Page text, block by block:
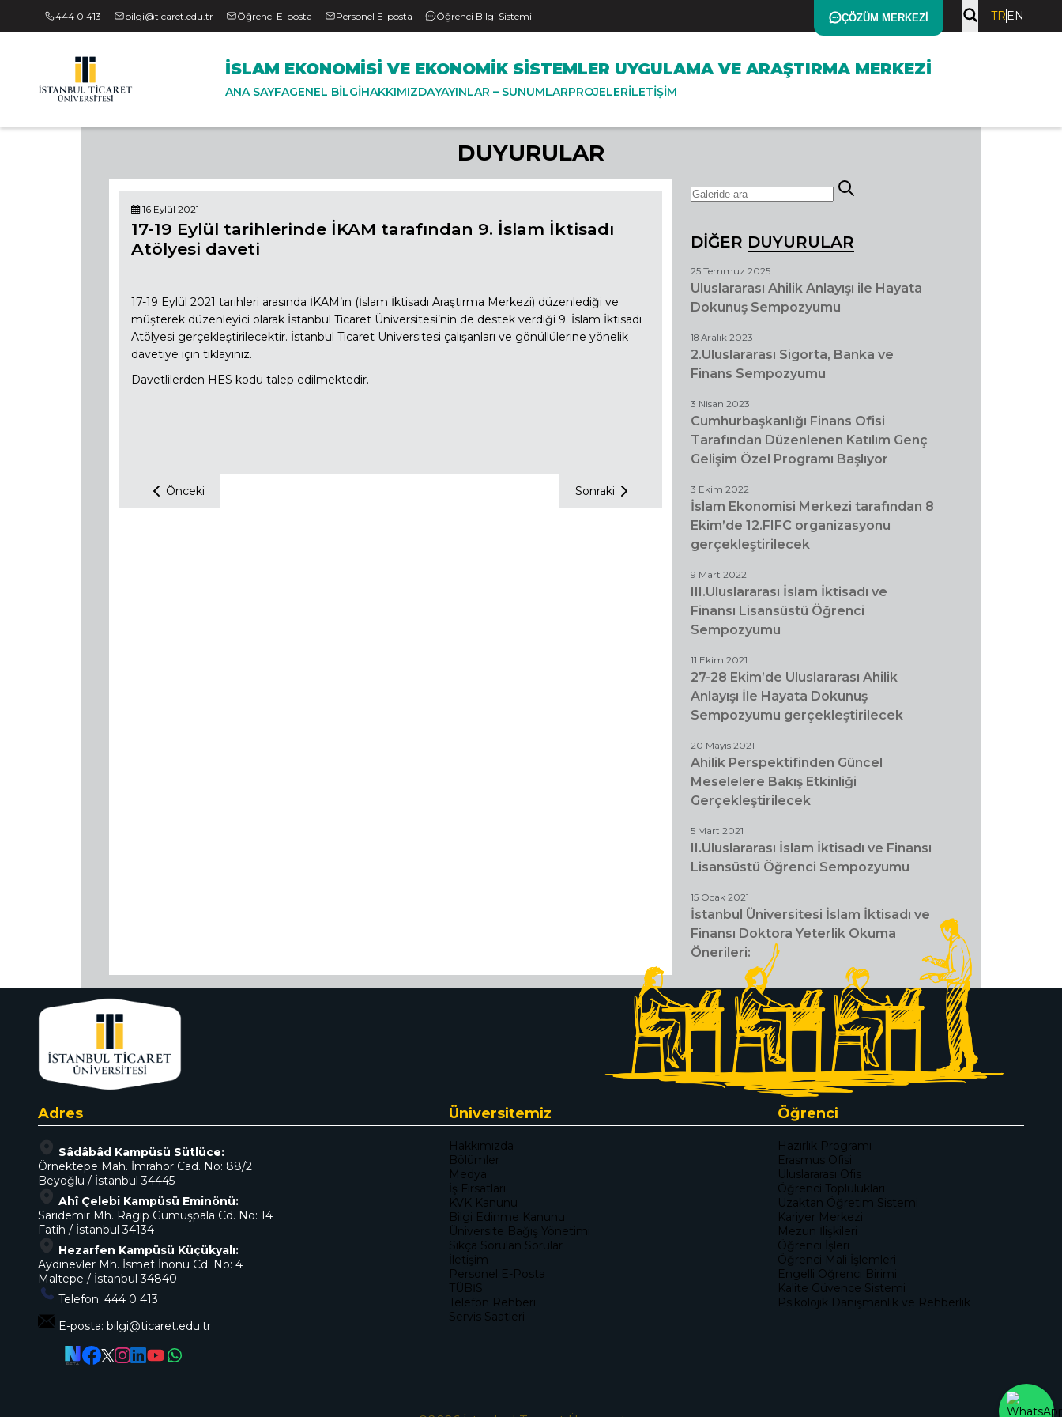
444 0 413 bilgi@ticaret.edu.tr Öğrenci E-posta Personel E-posta Öğrenci Bilgi Sistemi ÇÖZÜM MERKEZI TR EN
İSLAM EKONOMISI VE EKONOMIK SISTEMLER UYGULAMA VE ARAŞTIRMA MERKEZI
ANA SAYFAGENEL BILGIHAKKIMIZDAYAYINLAR – SUNUMLARPROJELERİLETIŞIM
DUYURULAR
16 Eylül 2021
17-19 Eylül tarihlerinde İKAM tarafından 9. İslam İktisadı
Atölyesi daveti
17-19 Eylül 2021 tarihleri arasında İKAM’ın (İslam İktisadı Araştırma Merkezi) düzenlediği ve
müşterek düzenleyici olarak İstanbul Ticaret Üniversitesi’nin de destek verdiği 9. İslam İktisadı
Atölyesi gerçekleştirilecektir. İstanbul Ticaret Üniversitesi çalışanları ve gönüllülerine yönelik
davetiye için tıklayınız.
Davetlilerden HES kodu talep edilmektedir.
Önceki Sonraki
DİĞER DUYURULAR
25 Temmuz 2025
Uluslararası Ahilik Anlayışı ile Hayata
Dokunuş Sempozyumu
18 Aralık 2023
2.Uluslararası Sigorta, Banka ve
Finans Sempozyumu
3 Nisan 2023
Cumhurbaşkanlığı Finans Ofisi
Tarafından Düzenlenen Katılım Genç
Gelişim Özel Programı Başlıyor
3 Ekim 2022
İslam Ekonomisi Merkezi tarafından 8
Ekim’de 12.FIFC organizasyonu
gerçekleştirilecek
9 Mart 2022
III.Uluslararası İslam İktisadı ve
Finansı Lisansüstü Öğrenci
Sempozyumu
11 Ekim 2021
27-28 Ekim’de Uluslararası Ahilik
Anlayışı İle Hayata Dokunuş
Sempozyumu gerçekleştirilecek
20 Mayıs 2021
Ahilik Perspektifinden Güncel
Meselelere Bakış Etkinliği
Gerçekleştirilecek
5 Mart 2021
II.Uluslararası İslam İktisadı ve Finansı
Lisansüstü Öğrenci Sempozyumu
15 Ocak 2021
İstanbul Üniversitesi İslam İktisadı ve
Finansı Doktora Yeterlik Okuma
Önerileri:
Adres
Sâdâbâd Kampüsü Sütlüce:
Örnektepe Mah. İmrahor Cad. No: 88/2
Beyoğlu / İstanbul 34445
Ahî Çelebi Kampüsü Eminönü:
Sarıdemir Mh. Ragıp Gümüşpala Cd. No: 14
Fatih / İstanbul 34134
Hezarfen Kampüsü Küçükyalı:
Aydınevler Mh. İsmet İnönü Cd. No: 4
Maltepe / İstanbul 34840
Telefon: 444 0 413
E-posta: bilgi@ticaret.edu.tr
Üniversitemiz
Hakkımızda
Bölümler
Medya
İş Fırsatları
KVK Kanunu
Bilgi Edinme Kanunu
Üniversite Bağış Yönetimi
Sıkça Sorulan Sorular
İletişim
Personel E-Posta
TÜBİS
Telefon Rehberi
Servis Saatleri
Öğrenci
Hazırlık Programı
Erasmus Ofisi
Uluslararası Ofis
Öğrenci Toplulukları
Uzaktan Öğretim Sistemi
Kariyer Merkezi
Mezun İlişkileri
Öğrenci İşleri
Öğrenci Mali İşlemleri
Engelli Öğrenci Birimi
Kalite Güvence Sistemi
Psikolojik Danışmanlık ve Rehberlik